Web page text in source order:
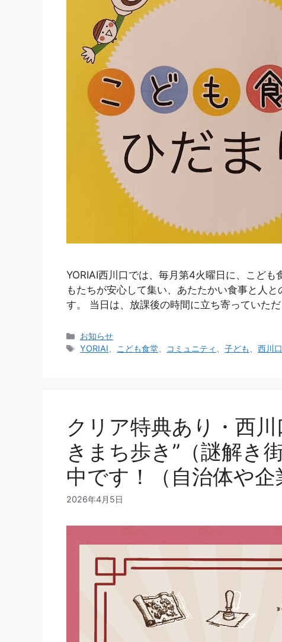
YORIAI西川口では、毎月第4火曜日に、こど
もたちが安心して集い、あたたかい食事と人
す。 当日は、放課後の時間に立ち寄っていた
カ
テ
お知らせ
タ
YORIAI こども食堂 コミュニティ 、子ども 、西川口
クリア特典あり・西
きまち歩き”（謎解き
中です！（自治体や企
2026年4月5日